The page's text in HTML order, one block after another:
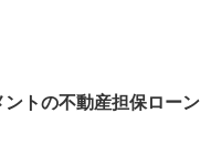
トの不動産担保ローン